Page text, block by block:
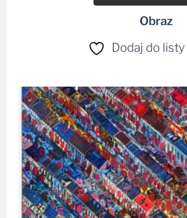
Obraz
Dodaj do